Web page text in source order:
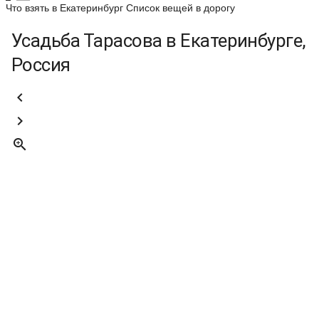
Что взять в Екатеринбург Список вещей в дорогу
Усадьба Тарасова в Екатеринбурге,
Россия


